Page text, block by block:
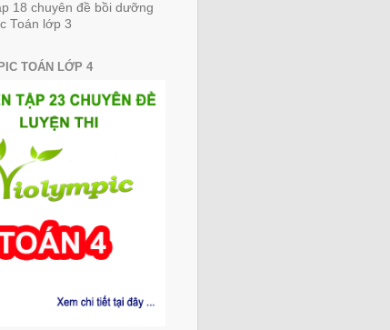
18 chuyên đề bồi dưỡng
Toán lớp 3
TOÁN LỚP 4